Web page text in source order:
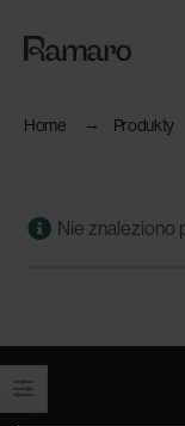
Home Produkty
Nie znaleziono